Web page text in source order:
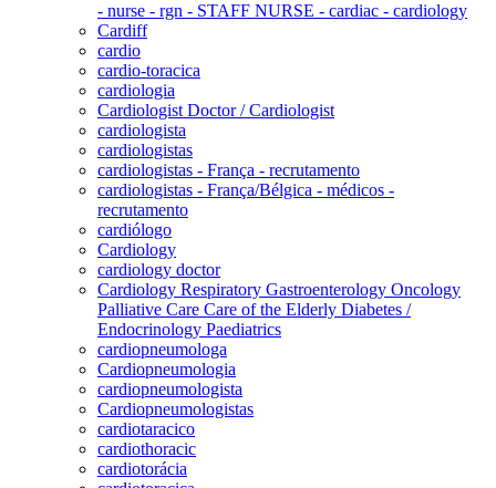
- nurse - rgn - STAFF NURSE - cardiac - cardiology
Cardiff
cardio
cardio-toracica
cardiologia
Cardiologist Doctor / Cardiologist
cardiologista
cardiologistas
cardiologistas - França - recrutamento
cardiologistas - França/Bélgica - médicos -
recrutamento
cardiólogo
Cardiology
cardiology doctor
Cardiology Respiratory Gastroenterology Oncology
Palliative Care Care of the Elderly Diabetes /
Endocrinology Paediatrics
cardiopneumologa
Cardiopneumologia
cardiopneumologista
Cardiopneumologistas
cardiotaracico
cardiothoracic
cardiotorácia